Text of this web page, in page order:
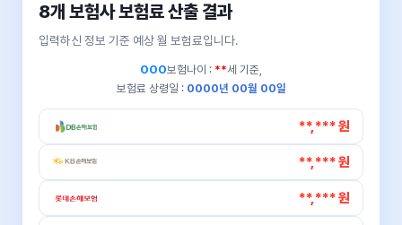
8개 보험사 보험료 산출 결과
입력하신 정보 기준 예상 월 보험료입니다.
OOO보험나이 : **세 기준,
보험료 상령일 : 0000년 00월 00일
**,*** 원
**,*** 원
**,*** 원